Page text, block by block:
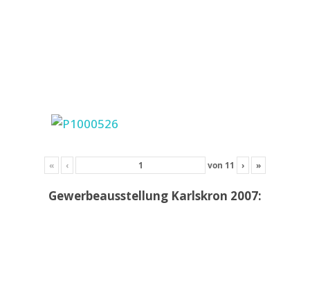
« ‹ von 11 › »
Gewerbeausstellung Karlskron 2007: